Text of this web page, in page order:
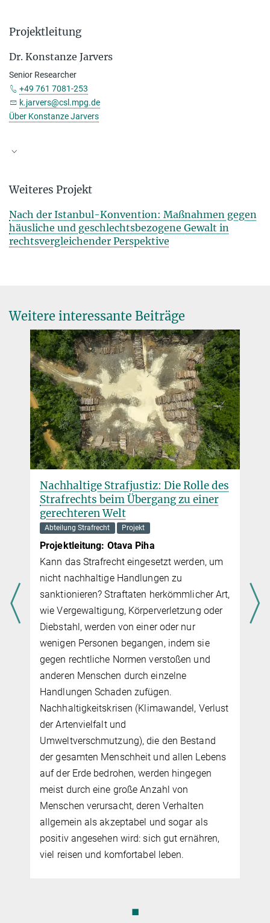
Projektleitung
Dr. Konstanze Jarvers
Senior Researcher
+49 761 7081-253
k.jarvers@csl.mpg.de
Über Konstanze Jarvers
Weiteres Projekt
Nach der Istanbul-Konvention: Maßnahmen gegen
häusliche und geschlechts­bezo­gene Gewalt in
rechtsvergleichender Perspektive
Weitere interessante Beiträge
Art,
Germany’s ‘Separation Principle’:
Police and Secret Service
Reconnaissance Tasks in a Changing
Security Landscape
Abteilung Öffentliches Recht
Head of project: Jakob Mutter
This project addresses the growing
convergence between modern police work
and security intelligence directives. Besides
softening the ‘iron limits’ of concrete danger
and initial suspicion as vital law
enforcement intervention thresholds, state
responses to terrorism and international
organised crime have expanded police
powers and their technical surveillance
capabilities to record and evaluate complex
threat scenarios.
◼